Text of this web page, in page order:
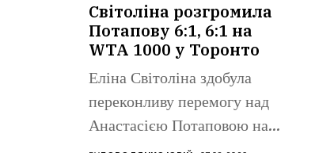
Світоліна розгромила
Потапову 6:1, 6:1 на
WTA 1000 у Торонто
Еліна Світоліна здобула
переконливу перемогу над
Анастасією Потаповою на